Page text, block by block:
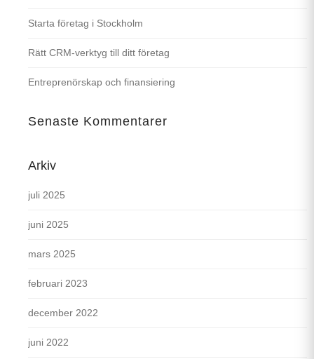
Starta företag i Stockholm
Rätt CRM-verktyg till ditt företag
Entreprenörskap och finansiering
Senaste Kommentarer
Arkiv
juli 2025
juni 2025
mars 2025
februari 2023
december 2022
juni 2022